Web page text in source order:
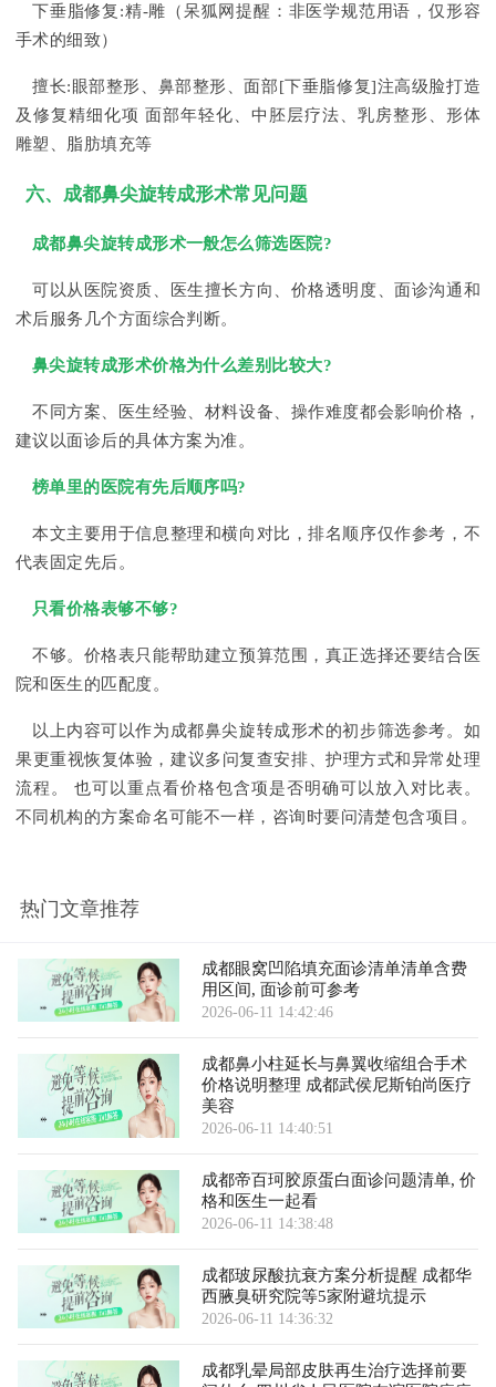
下垂脂修复:精-雕（呆狐网提醒：非医学规范用语，仅形容
手术的细致）
擅长:眼部整形、鼻部整形、面部[下垂脂修复]注高级脸打造
及修复精细化项 面部年轻化、中胚层疗法、乳房整形、形体
雕塑、脂肪填充等
六、成都鼻尖旋转成形术常见问题
成都鼻尖旋转成形术一般怎么筛选医院?
可以从医院资质、医生擅长方向、价格透明度、面诊沟通和
术后服务几个方面综合判断。
鼻尖旋转成形术价格为什么差别比较大?
不同方案、医生经验、材料设备、操作难度都会影响价格，
建议以面诊后的具体方案为准。
榜单里的医院有先后顺序吗?
本文主要用于信息整理和横向对比，排名顺序仅作参考，不
代表固定先后。
只看价格表够不够?
不够。价格表只能帮助建立预算范围，真正选择还要结合医
院和医生的匹配度。
以上内容可以作为成都鼻尖旋转成形术的初步筛选参考。如
果更重视恢复体验，建议多问复查安排、护理方式和异常处理
流程。 也可以重点看价格包含项是否明确可以放入对比表。
不同机构的方案命名可能不一样，咨询时要问清楚包含项目。
热门文章推荐
成都眼窝凹陷填充面诊清单清单含费
用区间, 面诊前可参考
2026-06-11 14:42:46
成都鼻小柱延长与鼻翼收缩组合手术
价格说明整理 成都武侯尼斯铂尚医疗
美容
2026-06-11 14:40:51
成都帝百珂胶原蛋白面诊问题清单, 价
格和医生一起看
2026-06-11 14:38:48
成都玻尿酸抗衰方案分析提醒 成都华
西腋臭研究院等5家附避坑提示
2026-06-11 14:36:32
成都乳晕局部皮肤再生治疗选择前要